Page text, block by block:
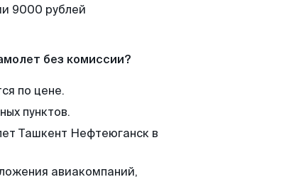
9000 рублей
без комиссии?
по цене.
пунктов.
Ташкент Нефтеюганск в
авиакомпаний,